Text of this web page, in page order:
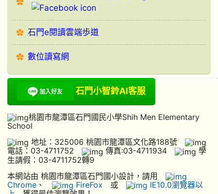
石門e閱讀雲端歩道
數位讀寫網
石門小智鈴AI客服
桃園市龍潭區石門國民小學Shih Men Elementary
School
地址：325006 桃園市龍潭區文化路188號
電話：03-4711752
傳真:03-4711934
學
生請假：03-4711752轉9
本網站由 桃園市龍潭區石門國小設計，請用
Chrome 、 FireFox 或
IE10.0瀏覽器以